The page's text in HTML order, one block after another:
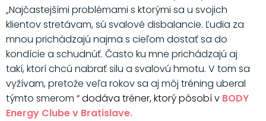
„Najčastejšími problémami s ktorými sa u svojich
klientov stretávam, sú svalové disbalancie. Ľudia za
mnou prichádzajú najmä s cieľom dostať sa do
kondície a schudnúť. Často ku mne prichádzajú aj
takí, ktorí chcú nabrať silu a svalovú hmotu. V tom sa
vyžívam, pretože veľa rokov sa aj môj tréning uberal
týmto smerom “ dodáva tréner,ktorý pôsobí v BODY
Energy Clube v Bratislave.